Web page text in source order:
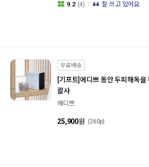
9.2 (4) 잘 쓰고 있어요
무료배송
[기프트]에디쁘 동안 두피해독을
괄사
에디쁘
25,900원 (260p)